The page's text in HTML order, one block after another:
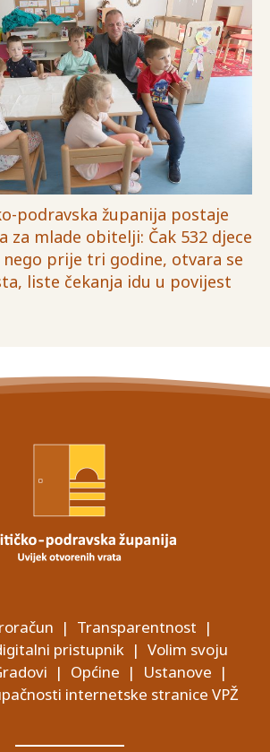
podravska županija postaje
za mlade obitelji: Čak 532 djece
prije tri godine, otvara se
liste čekanja idu u povijest
| Transparentnost |
pristupnik| Volim svoju
| Općine | Ustanove |
internetske stranice VPŽ